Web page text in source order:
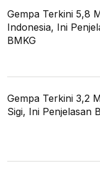
Gempa Terkini 5,8
Indonesia, Ini
BMKG
Gempa Terkini 3,2
Sigi, Ini Penjelasan